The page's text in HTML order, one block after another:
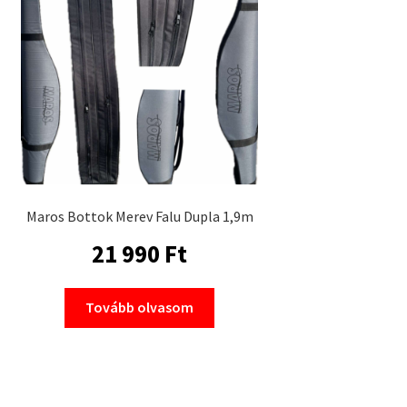
Maros Bottok Merev Falu Dupla 1,9m
21 990 Ft
Tovább olvasom